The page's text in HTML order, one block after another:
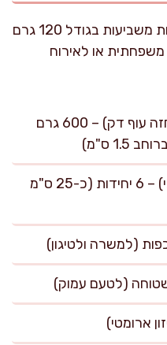
המתכון מתאים להכנת 6 טורטיות משביעות בגודל 120 גרם
או לאירוח
פילה עוף טרי (ללא עצם, חזה עוף דק) – 600 גרם
ס"מ)
טורטיות קמח (בגודל בינוני) – 6 יחידות (כ-25 ס"מ